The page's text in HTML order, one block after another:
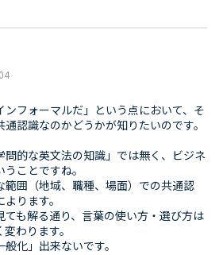
ンフォーマルだ」という点において、そ
認識なのかどうかが知りたいのです。
問的な英文法の知識」では無く、ビジネ
ことですね。
範囲（地域、職種、場面）での共通認
ります。
も解る通り、言葉の使い方・選び方は
わります。
化」出来ないです。